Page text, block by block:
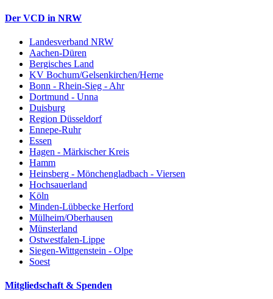
Der VCD in NRW
Landesverband NRW
Aachen-Düren
Bergisches Land
KV Bochum/Gelsenkirchen/Herne
Bonn - Rhein-Sieg - Ahr
Dortmund - Unna
Duisburg
Region Düsseldorf
Ennepe-Ruhr
Essen
Hagen - Märkischer Kreis
Hamm
Heinsberg - Mönchengladbach - Viersen
Hochsauerland
Köln
Minden-Lübbecke Herford
Mülheim/Oberhausen
Münsterland
Ostwestfalen-Lippe
Siegen-Wittgenstein - Olpe
Soest
Mitgliedschaft & Spenden